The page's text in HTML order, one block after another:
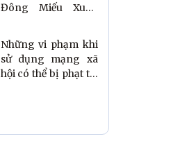
Đông Miếu Xuân
Những vi phạm khi
sử dụng mạng xã
hội có thể bị phạt tới